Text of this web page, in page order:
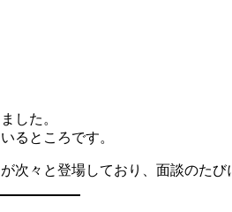
した。
るところです。
々と登場しており、面談のたび